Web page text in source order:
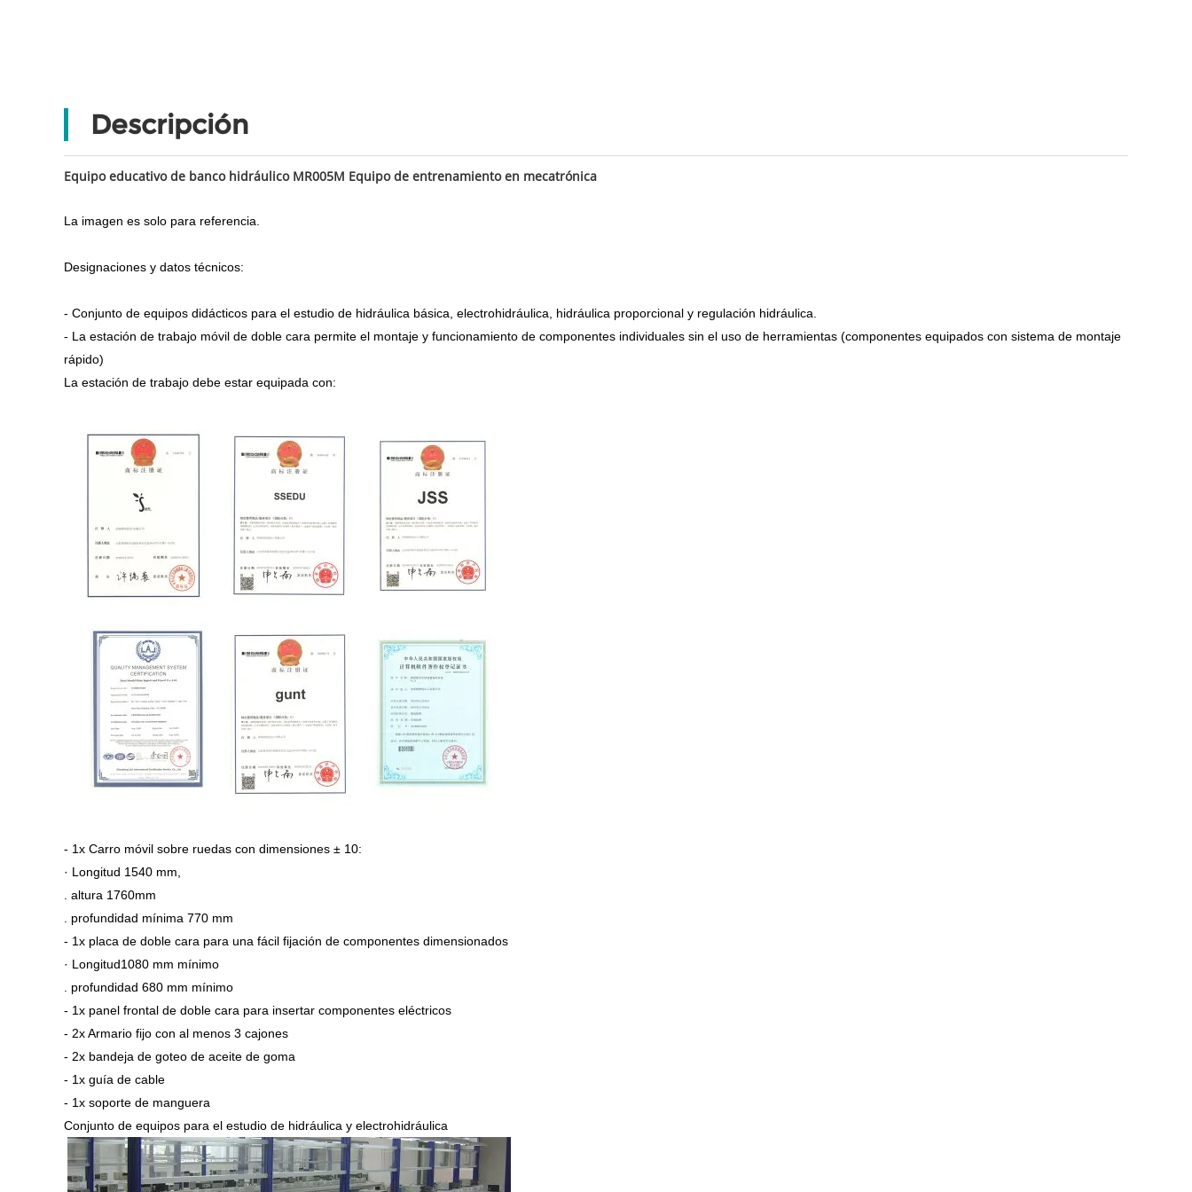
Descripción
Equipo educativo de banco hidráulico MR005M Equipo de entrenamiento en mecatrónica
La imagen es solo para referencia.
Designaciones y datos técnicos:
- Conjunto de equipos didácticos para el estudio de hidráulica básica, electrohidráulica, hidráulica proporcional y regulación hidráulica.
- La estación de trabajo móvil de doble cara permite el montaje y funcionamiento de componentes individuales sin el uso de herramientas (componentes equipados con sistema de montaje
rápido)
La estación de trabajo debe estar equipada con:
- 1x Carro móvil sobre ruedas con dimensiones ± 10:
· Longitud 1540 mm,
. altura 1760mm
. profundidad mínima 770 mm
- 1x placa de doble cara para una fácil fijación de componentes dimensionados
· Longitud1080 mm mínimo
. profundidad 680 mm mínimo
- 1x panel frontal de doble cara para insertar componentes eléctricos
- 2x Armario fijo con al menos 3 cajones
- 2x bandeja de goteo de aceite de goma
- 1x guía de cable
- 1x soporte de manguera
Conjunto de equipos para el estudio de hidráulica y electrohidráulica